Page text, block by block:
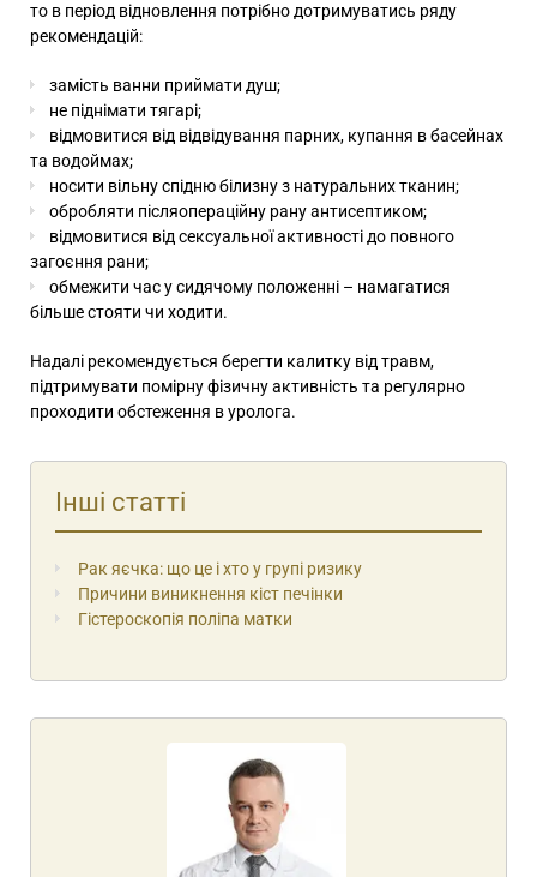
то в період відновлення потрібно дотримуватись ряду
рекомендацій:
замість ванни приймати душ;
не піднімати тягарі;
відмовитися від відвідування парних, купання в басейнах
та водоймах;
носити вільну спідню білизну з натуральних тканин;
обробляти післяопераційну рану антисептиком;
відмовитися від сексуальної активності до повного
загоєння рани;
обмежити час у сидячому положенні – намагатися
більше стояти чи ходити.
Надалі рекомендується берегти калитку від травм,
підтримувати помірну фізичну активність та регулярно
проходити обстеження в уролога.
Інші статті
Рак яєчка: що це і хто у групі ризику
Причини виникнення кіст печінки
Гістероскопія поліпа матки